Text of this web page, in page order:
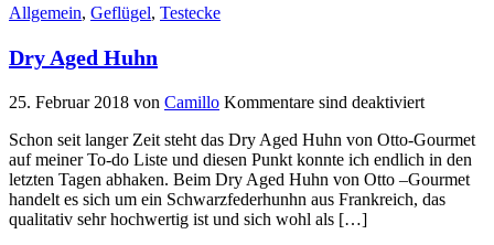
Allgemein, Geflügel, Testecke
Dry Aged Huhn
25. Februar 2018 von Camillo Kommentare sind deaktiviert
Schon seit langer Zeit steht das Dry Aged Huhn von Otto-Gourmet
auf meiner To-do Liste und diesen Punkt konnte ich endlich in den
letzten Tagen abhaken. Beim Dry Aged Huhn von Otto –Gourmet
handelt es sich um ein Schwarzfederhunhn aus Frankreich, das
qualitativ sehr hochwertig ist und sich wohl als […]